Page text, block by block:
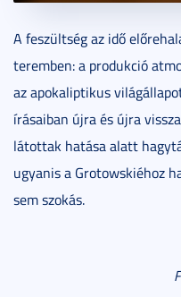
A feszültség az idő
teremben: a produkció
az apokaliptikus
írásaiban újra és újra
látottak hatása alatt
ugyanis a Grotowskiéhoz
sem szokás.